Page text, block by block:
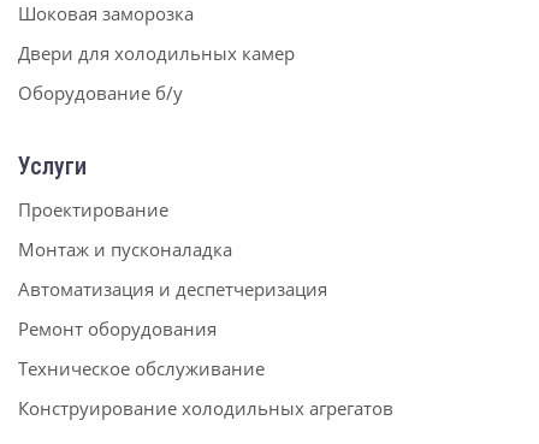
Шоковая заморозка
Двери для холодильных камер
Оборудование б/у
Услуги
Проектирование
Монтаж и пусконаладка
Автоматизация и деспетчеризация
Ремонт оборудования
Техническое обслуживание
Конструирование холодильных агрегатов